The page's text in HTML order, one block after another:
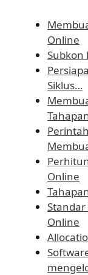
Online
Subkon
Siklus…
Online
Standar
Online